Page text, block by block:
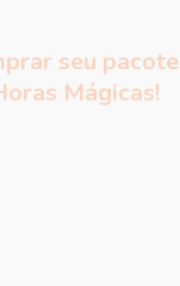
seu pacote
Mágicas!